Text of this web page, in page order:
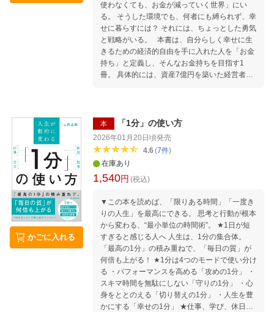
た 他 ●第5章 仕事と投資の黄金法則 最終
編：“自分で考えた投資”だけが人生を押し上げ
る お金という名のエンジンで、あなたはどこへ
行く？「目的地マップ」の再設定法／もう他人
の意見に振り回されない。投資で「自走」する
ための3つの習慣 他
する AIアウトプット ゼロからアイデアを量産
する／顧客の痛みからアイデアを逆算する／逆
転視点で考える／／アナロジー思考で「他分野
の勝ちパターン」を借りる ほか 第3章 アイ
デアを実行プランに変える AIアウトプット リ
ーンキャンバスで全体像をつかむ／人生の事業
計画書をつくる ほか 第4章 行動を最大化し
アウトプット 最終章 「3か月で5億円」を実
現した AIアウトプット
使わなくても、お金が減っていく世界」にい
る。 そうした環境でも、何者にも縛られず、幸
せに暮らすには？ それには、ちょっとした勇気
と戦略がいる。 本書は、自分らしく幸せに生
きるための経済的自由を手に入れた人を「お金
持ち」と定義し、そんなお金持ちを目指す1
冊。 具体的には、資産7億円を築いた経営者兼
み出す源泉となるスキル、経験、知識といった
「無形資産」と、株式投資を中心とした「有形
資産」の築き方を解説する。 お金持ちを目指
す過程で、 お金があってもお金に振り回される
「資本主義の奴隷」にならずに、 お金の不安か
ら自由になった「本当のお金持ち」になるに
シー」を高められる1冊。 イントロ 未来を生
きる子どもたちへの手紙 プロローグ 綺麗ごと
抜きで「お金の話」をしよう 第1部 「お金持
ちになる準備」は、できているか？ 1限目
「本当のお金持ち」がすること・しないこと 2
限目 億の資産を築く「ミリオネア・マイン
ド」 3限目 「投資脳」を育てる思考法 4限目
「日利1％」の成長習慣 第2部 1万円を1億円
にする「資産形成の戦略」 5限目 株の世界で
迷わないための「投資の羅針盤」 6限目 最小
かごに入れる
本 「1分」の使い方
2026年01月20日頃発売
4.6 (7件)
在庫あり
1,540円 (税込)
▼この本を読めば、「限りある時間」「一度き
りの人生」を最高にできる。 思考と行動が根本
から変わる、“最小単位の時間術”。 ★1日が短
すぎると感じる人へ 人生は、1分の集合体。
「最高の1分」の積み重ねで、「毎日の質」が
何倍も上がる！ ★1分は4つのモードで使い分け
る ・パフォーマンスを高める「攻めの1分」 ・
スキマ時間を無駄にしない「守りの1分」 ・心
身をととのえる「切り替えの1分」 ・人生を豊
かにする「幸せの1分」 ★仕事、学び、休日、